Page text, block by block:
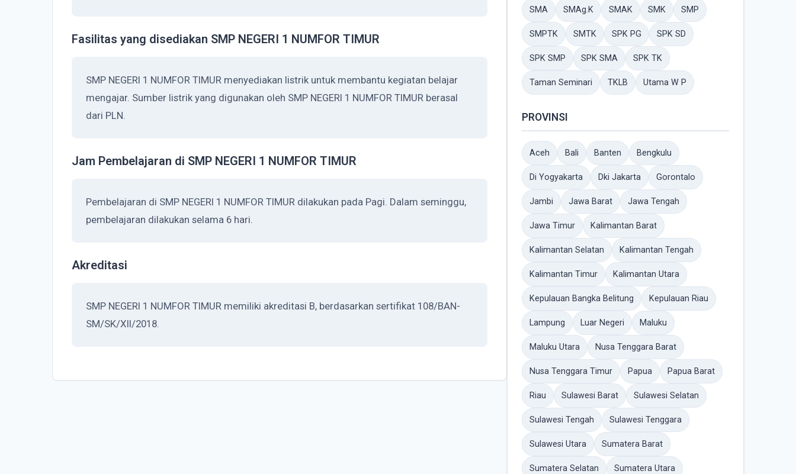
Fasilitas yang disediakan SMP NEGERI 1 NUMFOR TIMUR
SMP NEGERI 1 NUMFOR TIMUR menyediakan listrik untuk membantu kegiatan belajar
mengajar. Sumber listrik yang digunakan oleh SMP NEGERI 1 NUMFOR TIMUR berasal
dari PLN.
Jam Pembelajaran di SMP NEGERI 1 NUMFOR TIMUR
Pembelajaran di SMP NEGERI 1 NUMFOR TIMUR dilakukan pada Pagi. Dalam seminggu,
pembelajaran dilakukan selama 6 hari.
Akreditasi
SMP NEGERI 1 NUMFOR TIMUR memiliki akreditasi B, berdasarkan sertifikat 108/BAN-
SM/SK/XII/2018.
SMA SMAg.K SMAK SMK SMP
SMPTK SMTK SPK PG SPK SD
SPK SMP SPK SMA SPK TK
Taman Seminari TKLB Utama W P
PROVINSI
Aceh Bali Banten Bengkulu
Di Yogyakarta Dki Jakarta Gorontalo
Jambi Jawa Barat Jawa Tengah
Jawa Timur Kalimantan Barat
Kalimantan Selatan Kalimantan Tengah
Kalimantan Timur Kalimantan Utara
Kepulauan Bangka Belitung Kepulauan Riau
Lampung Luar Negeri Maluku
Maluku Utara Nusa Tenggara Barat
Nusa Tenggara Timur Papua Papua Barat
Riau Sulawesi Barat Sulawesi Selatan
Sulawesi Tengah Sulawesi Tenggara
Sulawesi Utara Sumatera Barat
Sumatera Selatan Sumatera Utara